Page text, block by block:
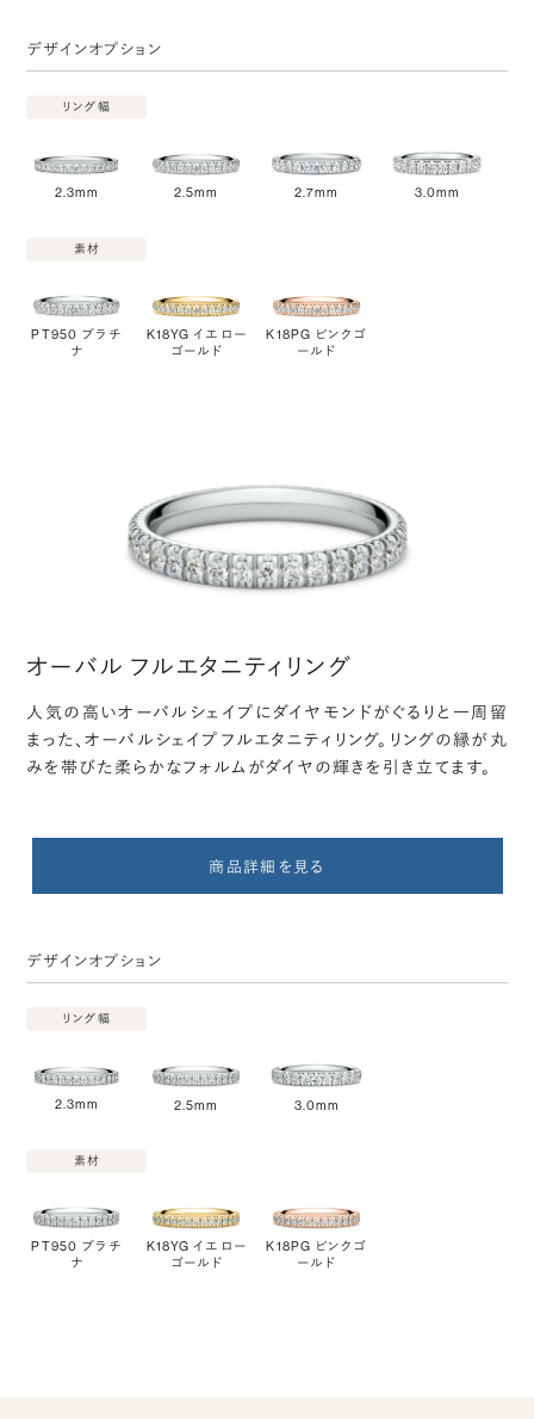
デザインオプション
リング幅
2.3mm 2.5mm 2.7mm 3.0mm
素材
PT950 プラチ
ナ
K18YG イエロー
ゴールド
K18PG ピンクゴ
ールド
オーバル フルエタニティリング
人気の高いオーバルシェイプにダイヤモンドがぐるりと一周留
まった、オーバルシェイプフルエタニティリング。リングの縁が丸
みを帯びた柔らかなフォルムがダイヤの輝きを引き立てます。
商品詳細を見る
デザインオプション
リング幅
2.3mm 2.5mm 3.0mm
素材
PT950 プラチ
ナ
K18YG イエロー
ゴールド
K18PG ピンクゴ
ールド